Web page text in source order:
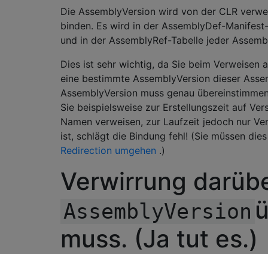
Die AssemblyVersion wird von der CLR
binden. Es wird in der AssemblyDef-
und in der AssemblyRef-Tabelle jeder
Dies ist sehr wichtig, da Sie beim Verweisen
eine bestimmte AssemblyVersion dieser
AssemblyVersion muss genau
Sie beispielsweise zur Erstellungszeit auf
Namen verweisen, zur Laufzeit jedoch nur
ist, schlägt die Bindung fehl! (Sie müssen
Redirection umgehen .)
Verwirrung
AssemblyVersion
muss. (Ja tut es.)